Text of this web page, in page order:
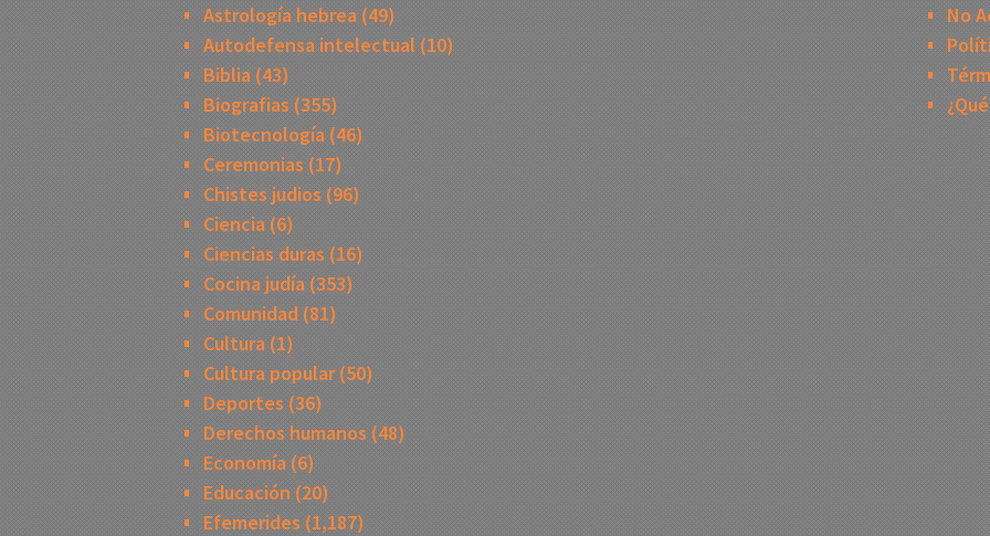
Astrología hebrea (49)
Autodefensa intelectual (10)
Biblia (43)
Biografias (355)
Biotecnología (46)
Ceremonias (17)
Chistes judios (96)
Ciencia (6)
Ciencias duras (16)
Cocina judía (353)
Comunidad (81)
Cultura (1)
Cultura popular(50)
Deportes (36)
Derechos humanos (48)
Economía (6)
Educación (20)
Efemerides (1,187)
No